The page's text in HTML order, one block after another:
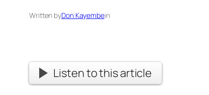
Written byDon Kayembein
Listen to this article